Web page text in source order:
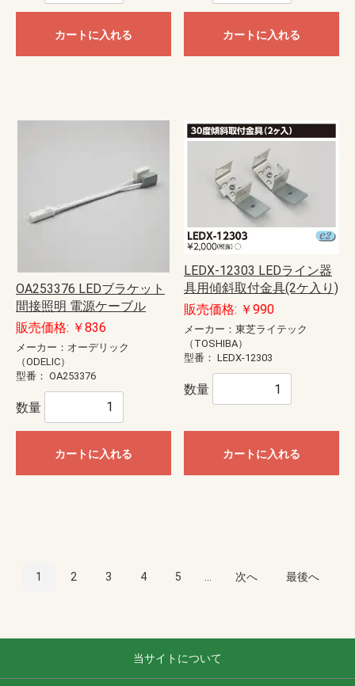
カートに入れる カートに入れる
OA253376 LEDブラケット
間接照明 電源ケーブル
販売価格: ￥836
メーカー：オーデリック
（ODELIC）
型番： OA253376
数量
カートに入れる
LEDX-12303 LEDライン器
具用傾斜取付金具(2ケ入り)
販売価格: ￥990
メーカー：東芝ライテック
（TOSHIBA）
型番： LEDX-12303
数量
カートに入れる
1 2 3 4 5 次へ 最後へ
当サイトについて